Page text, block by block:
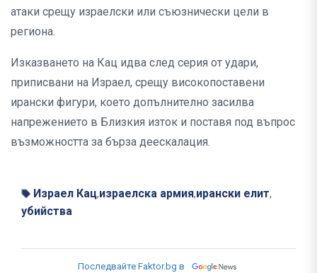
атаки срещу израелски или съюзнически цели в
региона.
Изказването на Кац идва след серия от удари,
приписвани на Израел, срещу високопоставени
ирански фигури, което допълнително засилва
напрежението в Близкия изток и поставя под въпрос
възможността за бърза деескалация.
Израел Кац,израелска армия,ирански елит,
убийства
Последвайте Faktor.bg в